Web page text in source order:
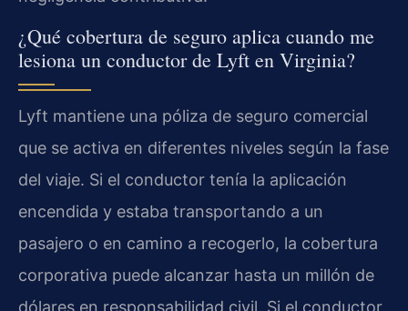
¿Qué cobertura de seguro aplica cuando me
lesiona un conductor de Lyft en Virginia?
Lyft mantiene una póliza de seguro comercial
que se activa en diferentes niveles según la fase
del viaje. Si el conductor tenía la aplicación
encendida y estaba transportando a un
pasajero o en camino a recogerlo, la cobertura
corporativa puede alcanzar hasta un millón de